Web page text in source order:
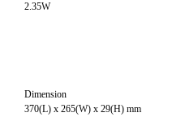
2.35W
Dimension
370(L) x 265(W) x 29(H) mm